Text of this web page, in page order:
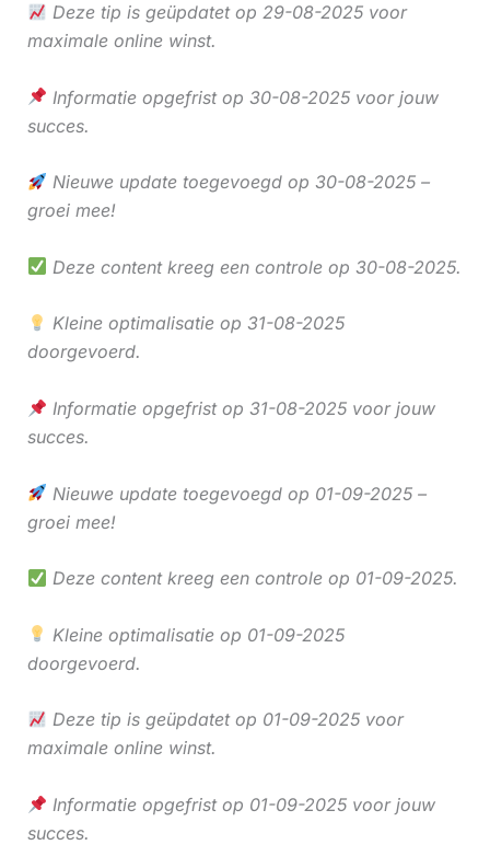
Deze tip is geüpdatet op 29-08-2025 voor
maximale online winst.
Informatie opgefrist op 30-08-2025 voor jouw
succes.
Nieuwe update toegevoegd op 30-08-2025 –
groei mee!
Deze content kreeg een controle op 30-08-2025.
Kleine optimalisatie op 31-08-2025
doorgevoerd.
Informatie opgefrist op 31-08-2025 voor jouw
succes.
Nieuwe update toegevoegd op 01-09-2025 –
groei mee!
Deze content kreeg een controle op 01-09-2025.
Kleine optimalisatie op 01-09-2025
doorgevoerd.
Deze tip is geüpdatet op 01-09-2025 voor
maximale online winst.
Informatie opgefrist op 01-09-2025 voor jouw
succes.